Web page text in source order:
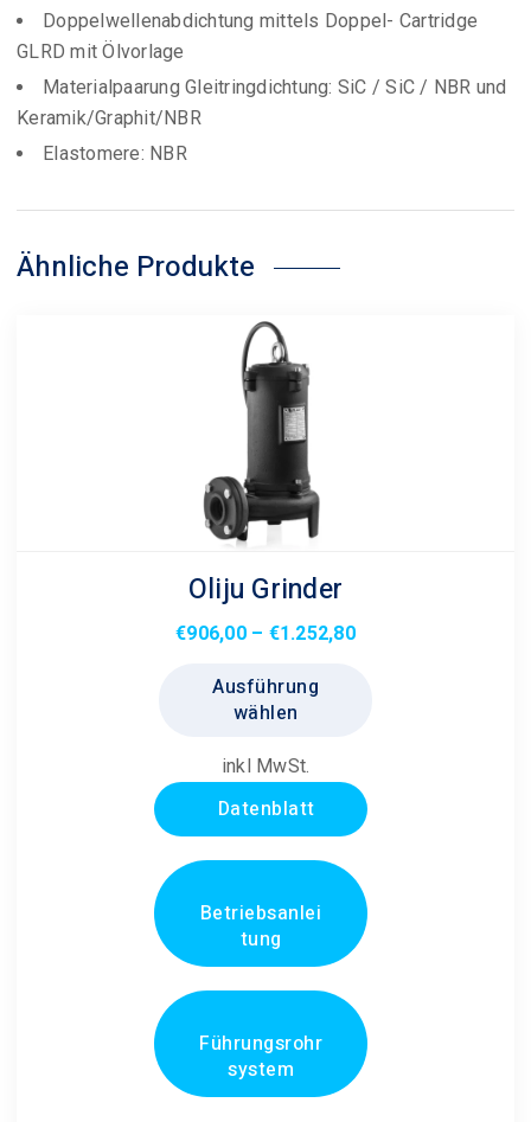
Doppelwellenabdichtung mittels Doppel- Cartridge
GLRD mit Ölvorlage
Materialpaarung Gleitringdichtung: SiC / SiC / NBR und
Keramik/Graphit/NBR
Elastomere: NBR
Ähnliche Produkte
Oliju Grinder
€906,00 – €1.252,80Preisspanne:
Ausführung
wählen
inkl MwSt.
Datenblatt
Betriebsanlei
tung
Führungsrohr
system